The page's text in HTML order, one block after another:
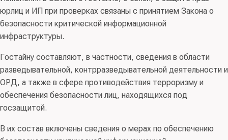
юрлиц и ИП при проверках связаны с принятием Закона о
безопасности критической информационной
инфраструктуры.
Гостайну составляют, в частности, сведения в области
разведывательной, контрразведывательной деятельности и
ОРД, а также в сфере противодействия терроризму и
обеспечения безопасности лиц, находящихся под
госзащитой.
В их состав включены сведения о мерах по обеспечению